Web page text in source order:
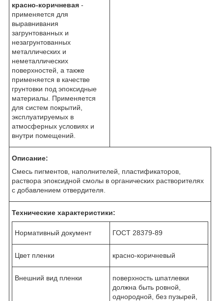
красно-коричневая -
применяется для
выравнивания
загрунтованных и
незагрунтованных
металлических и
неметаллических
поверхностей, а также
применяется в качестве
грунтовки под эпоксидные
материалы. Применяется
для систем покрытий,
эксплуатируемых в
атмосферных условиях и
внутри помещений.
Описание:
Смесь пигментов, наполнителей, пластификаторов,
раствора эпоксидной смолы в органических растворителях
с добавлением отвердителя.
Технические характеристики:
Нормативный документ ГОСТ 28379-89
Цвет пленки красно-коричневый
Внешний вид пленки
поверхность шпатлевки
должна быть ровной,
однородной, без пузырей,